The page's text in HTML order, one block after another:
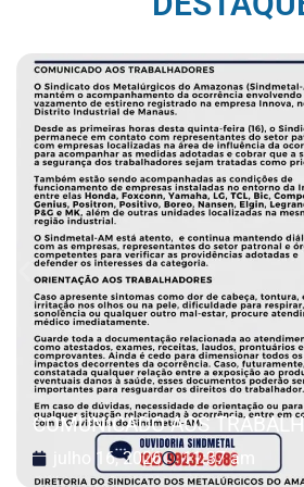
COMUNICADO AOS
julho 16, 2026 11:37 am